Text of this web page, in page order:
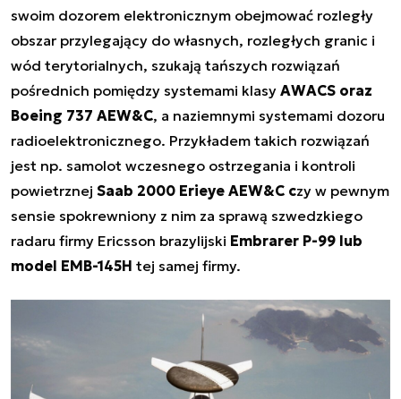
swoim dozorem elektronicznym obejmować rozległy
obszar przylegający do własnych, rozległych granic i
wód terytorialnych, szukają tańszych rozwiązań
pośrednich pomiędzy systemami klasy AWACS oraz
Boeing 737 AEW&C, a naziemnymi systemami dozoru
radioelektronicznego. Przykładem takich rozwiązań
jest np. samolot wczesnego ostrzegania i kontroli
powietrznej Saab 2000 Erieye AEW&C czy w pewnym
sensie spokrewniony z nim za sprawą szwedzkiego
radaru firmy Ericsson brazylijski Embrarer P-99 lub
model EMB-145H tej samej firmy.